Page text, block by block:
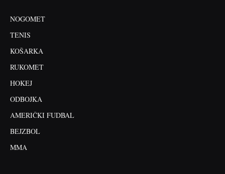
NOGOMET
TENIS
KOŠARKA
RUKOMET
HOKEJ
ODBOJKA
AMERIČKI FUDBAL
BEJZBOL
MMA